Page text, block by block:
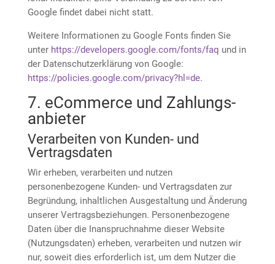
Google findet dabei nicht statt.
Weitere Informationen zu Google Fonts finden Sie
unter https://developers.google.com/fonts/faq und in
der Datenschutzerklärung von Google:
https://policies.google.com/privacy?hl=de.
7. eCommerce und Zahlungs­
anbieter
Verarbeiten von Kunden- und
Vertragsdaten
Wir erheben, verarbeiten und nutzen
personenbezogene Kunden- und Vertragsdaten zur
Begründung, inhaltlichen Ausgestaltung und Änderung
unserer Vertragsbeziehungen. Personenbezogene
Daten über die Inanspruchnahme dieser Website
(Nutzungsdaten) erheben, verarbeiten und nutzen wir
nur, soweit dies erforderlich ist, um dem Nutzer die